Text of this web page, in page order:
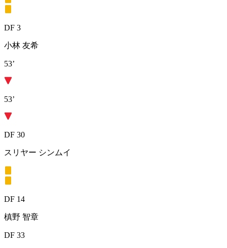
DF 3
小林 友希
53’
53’
DF 30
スリヤー シンムイ
DF 14
槙野 智章
DF 33